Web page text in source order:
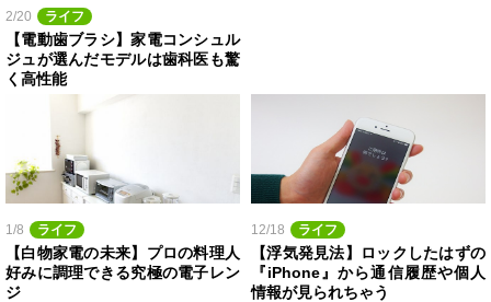
2/20 ライフ
【電動歯ブラシ】家電コンシュル
ジュが選んだモデルは歯科医も驚
く高性能
1/8 ライフ
【白物家電の未来】プロの料理人
好みに調理できる究極の電子レン
ジ
12/18 ライフ
【浮気発見法】ロックしたはずの
『iPhone』から通信履歴や個人
情報が見られちゃう